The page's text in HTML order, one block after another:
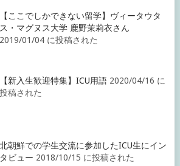
【ここでしかできない留学】ヴィータウタ
ス・マグヌス大学 鹿野茉莉衣さん
2019/01/04 に投稿された
【新入生歓迎特集】ICU用語 2020/04/16 に
投稿された
北朝鮮での学生交流に参加したICU生にイン
タビュー 2018/10/15 に投稿された